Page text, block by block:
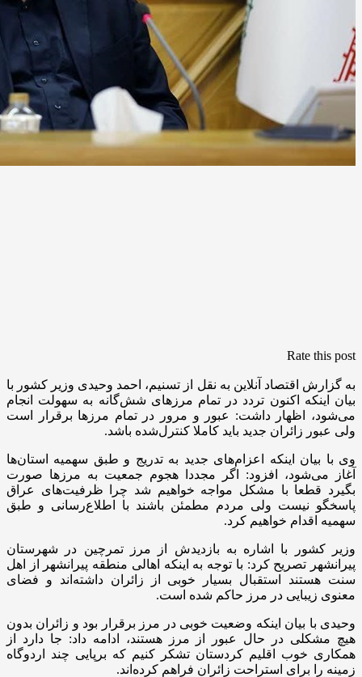
Rate this post
به گزارش اقتصاد آنلاین به نقل از تسنیم، احمد وحیدی وزیر کشور با
بیان اینکه اکنون تردد در تمام مرزهای شش‌گانه به سهولت انجام
می‌شود، اظهار داشت: ‌عبور و مرور در تمام مرزها برقرار است
ولی عبور زائران جدید باید کاملا کنترل‌شده باشد.
‌وی با بیان اینکه اعزام‌های جدید به تدریج و طبق سهمیه استان‌ها
آغاز می‌شو‌د، افزود: اگر مجددا هجوم جمعیت به مرزها صورت
بگیرد قطعا با مشکل مواجه خواهیم شد چرا ‌‌ظرفیت‌های عراق
پاسخگو نیست ولی مردم مطمئن باشند با اطلاع‌رسانی ‌و طبق
سهمیه اقدام خواهیم کرد.
وزیر کشور با اشاره به بازدیدش از مرز تمرچین در شهرستان
پیرانشهر تصریح کرد: با توجه به اینکه اهالی منطقه پیرانشهر از اهل
سنت هستند‌ استقبال بسیار خوبی از زائران داشته‌اند و‌ فضای
معنوی‌ زیبایی‌ در مرز حاکم شده است.
وحیدی با بیان اینکه وضعیت خوبی در مرز برقرار بود و زائران بدون
هیچ مشکلی در حال عبور از مرز هستند، ادامه داد:‌ جا دارد از
همکاری خوب اقلیم کردستان تشکر کنیم که برپایی چند اردو‌گاه
زمینه را برای ‌استراحت ز‌ائران فراهم کرده‌اند.